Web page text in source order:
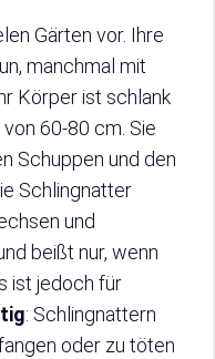
Gärten vor. Ihre
manchmal mit
Körper ist schlank
60-80 cm. Sie
Schuppen und den
Schlingnatter
und
beißt nur, wenn
ist jedoch für
: Schlingnattern
oder zu töten